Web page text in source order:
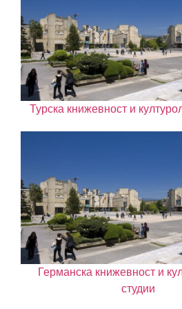
Турска книжевност и
Германска книжевност и
студии